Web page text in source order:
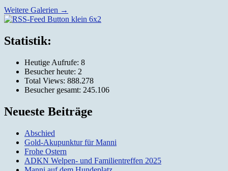
Weitere Galerien →
Statistik:
Heutige Aufrufe: 8
Besucher heute: 2
Total Views: 888.278
Besucher gesamt: 245.106
Neueste Beiträge
Abschied
Gold-Akupunktur für Manni
Frohe Ostern
ADKN Welpen- und Familientreffen 2025